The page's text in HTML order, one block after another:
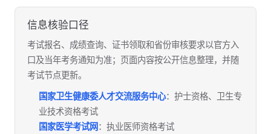
信息核验口径
考试报名、成绩查询、证书领取和省份审核要求以官方入
口及当年考务通知为准；页面内容按公开信息整理，并随
考试节点更新。
国家卫生健康委人才交流服务中心：护士资格、卫生专
业技术资格考试
国家医学考试网 ：执业医师资格考试